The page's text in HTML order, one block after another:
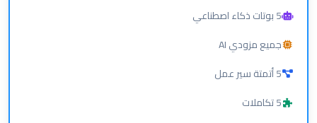
5 بوتات ذكاء اصطناعي
جميع مزودي AI
5 أتمتة سير عمل
5 تكاملات